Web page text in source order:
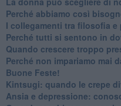
​Perché abbiamo così
​I collegamenti tra filosofia e
​Perché tutti si sentono in
​Quando crescere troppo
​Perché non impariamo mai
​Buone Feste!
​Kintsugi: quando le crepe
Ansia e depressione: